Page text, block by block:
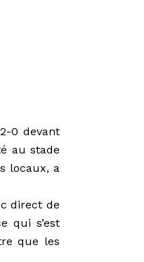
0 devant
au stade
locaux, a
direct de
qui s’est
que les